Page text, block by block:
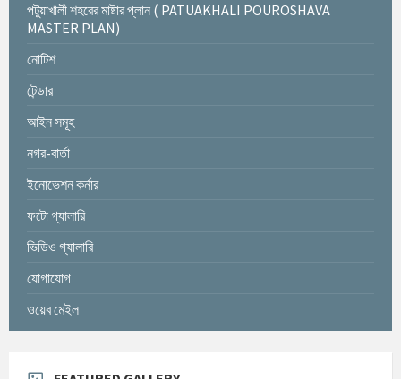
পটুয়াখালী শহরের মাষ্টার প্লান ( PATUAKHALI POUROSHAVA
MASTER PLAN)
নোটিশ
টেন্ডার
আইন সমূহ
নগর-বার্তা
ইনোভেশন কর্নার
ফটো গ্যালারি
ভিডিও গ্যালারি
যোগাযোগ
ওয়েব মেইল